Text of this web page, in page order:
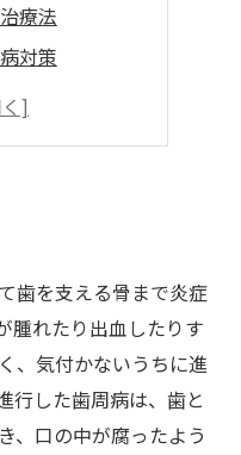
療法
対策
人の特徴
歯を支える骨まで炎症
腫れたり出血したりす
、気付かないうちに進
行した歯周病は、歯と
、口の中が腐ったよう